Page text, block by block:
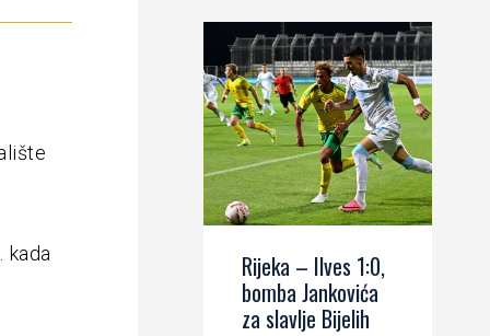
kada
Rijeka – Ilves 1:0,
bomba Jankovića
za slavlje Bijelih